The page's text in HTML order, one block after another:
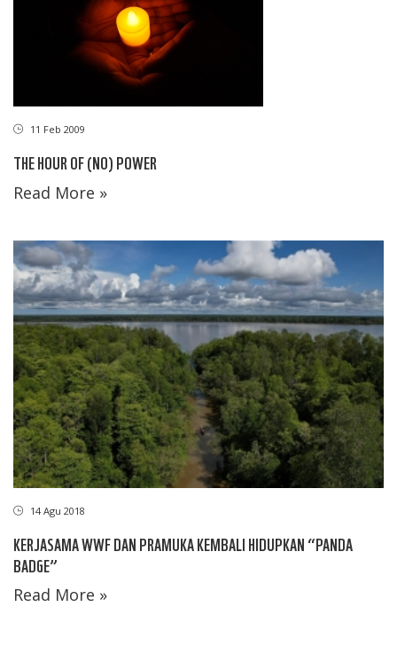
11 Feb 2009
THE HOUR OF (NO) POWER
Read More »
14 Agu 2018
KERJASAMA WWF DAN PRAMUKA KEMBALI HIDUPKAN “PANDA
BADGE”
Read More »